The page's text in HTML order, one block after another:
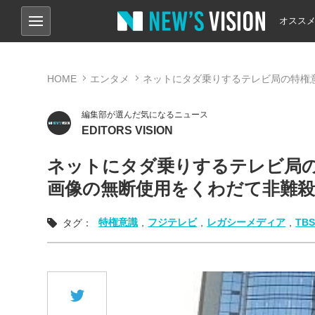
オスス
HOME エンタメ ネットにタダ乗りするテレビ局の特
編集部が選んだ気になるニュース
EDITORS VISION
ネットにタダ乗りするテレビ局
画像の無断使用をくわだて非難
タグ： 特権意識 フジテレビ レガシーメディア TBS